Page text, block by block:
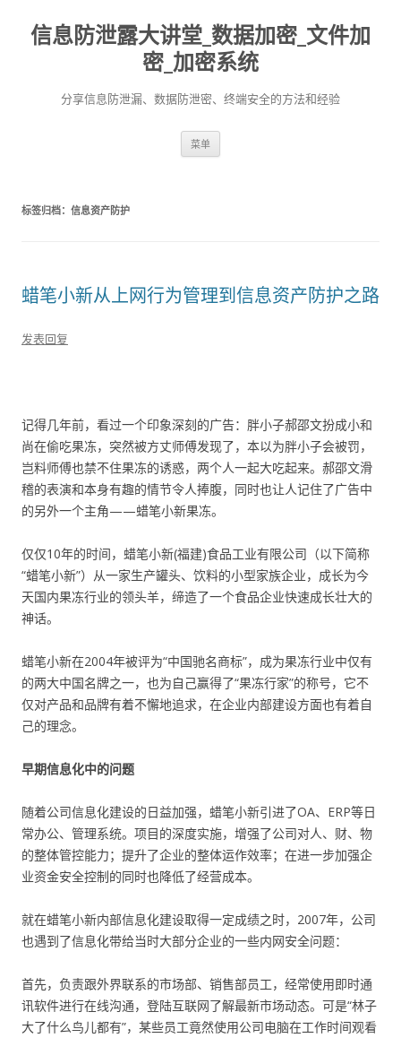
信息防泄露大讲堂_数据加密_文件加
密_加密系统
分享信息防泄漏、数据防泄密、终端安全的方法和经验
菜单
标签归档： 信息资产防护
蜡笔小新从上网行为管理到信息资产防护之路
发表回复
记得几年前，看过一个印象深刻的广告：胖小子郝邵文扮成小和
尚在偷吃果冻，突然被方丈师傅发现了，本以为胖小子会被罚，
岂料师傅也禁不住果冻的诱惑，两个人一起大吃起来。郝邵文滑
稽的表演和本身有趣的情节令人捧腹，同时也让人记住了广告中
的另外一个主角——蜡笔小新果冻。
仅仅10年的时间，蜡笔小新(福建)食品工业有限公司（以下简称
“蜡笔小新”）从一家生产罐头、饮料的小型家族企业，成长为今
天国内果冻行业的领头羊，缔造了一个食品企业快速成长壮大的
神话。
蜡笔小新在2004年被评为“中国驰名商标”，成为果冻行业中仅有
的两大中国名牌之一，也为自己赢得了“果冻行家”的称号，它不
仅对产品和品牌有着不懈地追求，在企业内部建设方面也有着自
己的理念。
早期信息化中的问题
随着公司信息化建设的日益加强，蜡笔小新引进了OA、ERP等日
常办公、管理系统。项目的深度实施，增强了公司对人、财、物
的整体管控能力；提升了企业的整体运作效率；在进一步加强企
业资金安全控制的同时也降低了经营成本。
就在蜡笔小新内部信息化建设取得一定成绩之时，2007年，公司
也遇到了信息化带给当时大部分企业的一些内网安全问题：
首先，负责跟外界联系的市场部、销售部员工，经常使用即时通
讯软件进行在线沟通，登陆互联网了解最新市场动态。可是“林子
大了什么鸟儿都有”，某些员工竟然使用公司电脑在工作时间观看